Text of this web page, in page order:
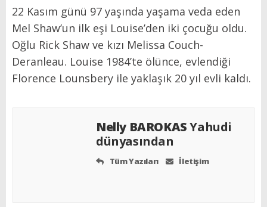
22 Kasım günü 97 yaşında yaşama veda eden
Mel Shaw’un ilk eşi Louise’den iki çocuğu oldu.
Oğlu Rick Shaw ve kızı Melissa Couch-
Deranleau. Louise 1984’te ölünce, evlendiği
Florence Lounsbery ile yaklaşık 20 yıl evli kaldı.
Nelly BAROKASYahudi
dünyasından
Tüm Yazıları İletişim